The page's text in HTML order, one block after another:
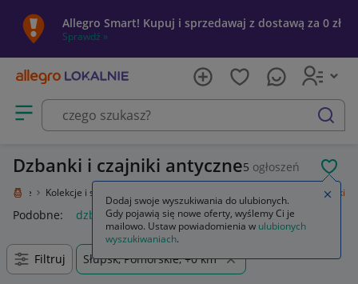
Allegro Smart! Kupuj i sprzedawaj z dostawą za 0 zł
Sprawdź »
Otwórz menu z kategoriami
szukaj
Dzbanki i czajniki antyczne5 ogłoszeń
Kolekcje i sztuka Dzbanki i czajniki
Podobne: dzbanki i czajniki
Filtruj Słupsk, Pomorskie, +0 km
Dodaj swoje wyszukiwania do ulubionych.
Gdy pojawią się nowe oferty, wyślemy Ci je
mailowo. Ustaw powiadomienia w ulubionych
wyszukiwaniach.